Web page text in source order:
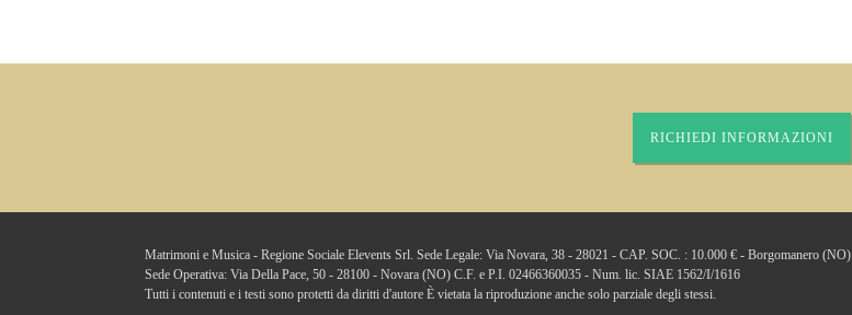
RICHIEDI INFORMAZIONI
Matrimoni e Musica - Regione Sociale Elevents Srl. Sede Legale: Via Novara, 38 - 28021 - CAP. SOC. : 10.000 € - Borgomanero (NO)
Sede Operativa: Via Della Pace, 50 - 28100 - Novara (NO) C.F. e P.I. 02466360035 - Num. lic. SIAE 1562/I/1616
Tutti i contenuti e i testi sono protetti da diritti d'autore È vietata la riproduzione anche solo parziale degli stessi.